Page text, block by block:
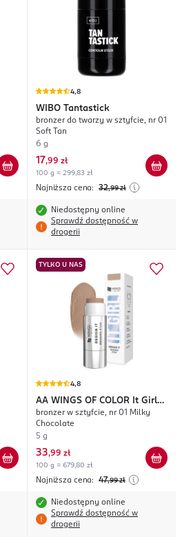
4,8
WIBO Tantastick
bronzer do twarzy w sztyfcie, nr 01
Soft Tan
6 g
17,99 zł
100 g = 299,83 zł
Najniższa cena: 32,99 zł
Niedostępny online
Sprawdź dostępność w
drogerii
TYLKO U NAS
4,8
AA WINGS OF COLOR
It Girl
Design It
bronzer w sztyfcie, nr 01 Milky
Chocolate
5 g
33,99 zł
100 g = 679,80 zł
Najniższa cena: 47,99 zł
Niedostępny online
Sprawdź dostępność w
drogerii